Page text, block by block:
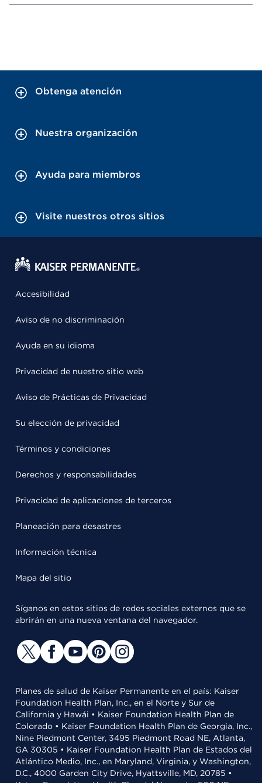
Obtenga atención
Nuestra organización
Ayuda para miembros
Visite nuestros otros sitios
Accesibilidad
Aviso de no discriminación
Ayuda en su idioma
Privacidad de nuestro sitio web
Aviso de Prácticas de Privacidad
Su elección de privacidad
Términos y condiciones
Derechos y responsabilidades
Privacidad de aplicaciones de terceros
Planeación para desastres
Información técnica
Mapa del sitio
Síganos en estos sitios de redes sociales externos que se
abrirán en una nueva ventana del navegador.
Planes de salud de Kaiser Permanente en el país: Kaiser
Foundation Health Plan, Inc., en el Norte y Sur de
California y Hawái • Kaiser Foundation Health Plan de
Colorado • Kaiser Foundation Health Plan de Georgia, Inc.,
Nine Piedmont Center, 3495 Piedmont Road NE, Atlanta,
GA 30305 • Kaiser Foundation Health Plan de Estados del
Atlántico Medio, Inc., en Maryland, Virginia, y Washington,
D.C., 4000 Garden City Drive, Hyattsville, MD, 20785 •